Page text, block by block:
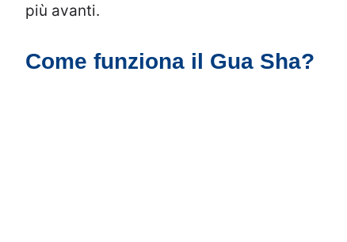
più avanti.
Come funziona il Gua Sha?